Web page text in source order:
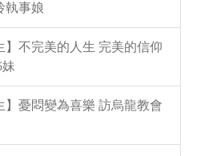
執事娘
】不完美的人生 完美的信仰
】憂悶變為喜樂 訪烏龍教會